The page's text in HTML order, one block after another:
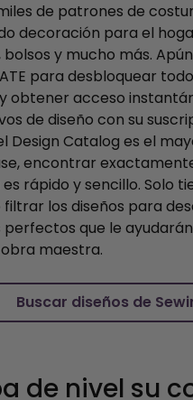
de patrones de
decoración para el
bolsos y mucho más.
para desbloquear
obtener acceso
de diseño con su
Design Catalog es el
encontrar
rápido y sencillo. Solo
filtrar los diseños para
perfectos que le
maestra.
Buscar diseños de
de nivel su